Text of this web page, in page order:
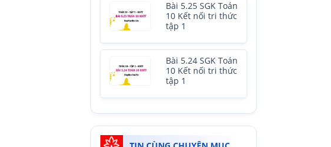
Bài 5.25 SGK Toán
10 Kết nối tri thức
tập 1
Bài 5.24 SGK Toán
10 Kết nối tri thức
tập 1